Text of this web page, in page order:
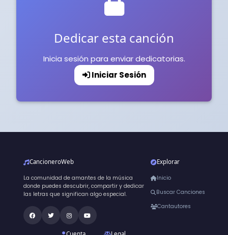
Dedicar esta canción
Inicia sesión para enviar dedicatorias.
Iniciar Sesión
CancioneroWeb
La comunidad de amantes de la música
donde puedes descubrir, compartir y dedicar
las letras que significan algo especial.
Explorar
Inicio
Buscar Canciones
Cantautores